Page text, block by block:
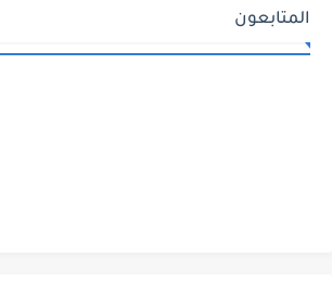
المتابعون